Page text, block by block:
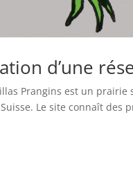
d’une
Prangins est un
Le site connaît des